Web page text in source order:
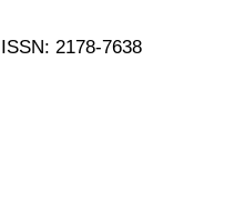
ISSN: 2178-7638